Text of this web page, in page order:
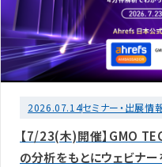
2026.07.14セミナー・出展情
【7/23(木)開催】GMO
の分析をもとにウェビナー